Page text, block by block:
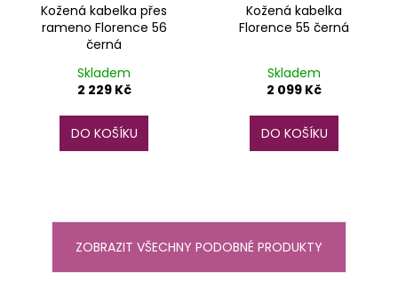
Kožená kabelka přes
rameno Florence 56
černá
Skladem
2 229 Kč
DO KOŠÍKU
Kožená kabelka
Florence 55 černá
Skladem
2 099 Kč
DO KOŠÍKU
ZOBRAZIT VŠECHNY PODOBNÉ PRODUKTY